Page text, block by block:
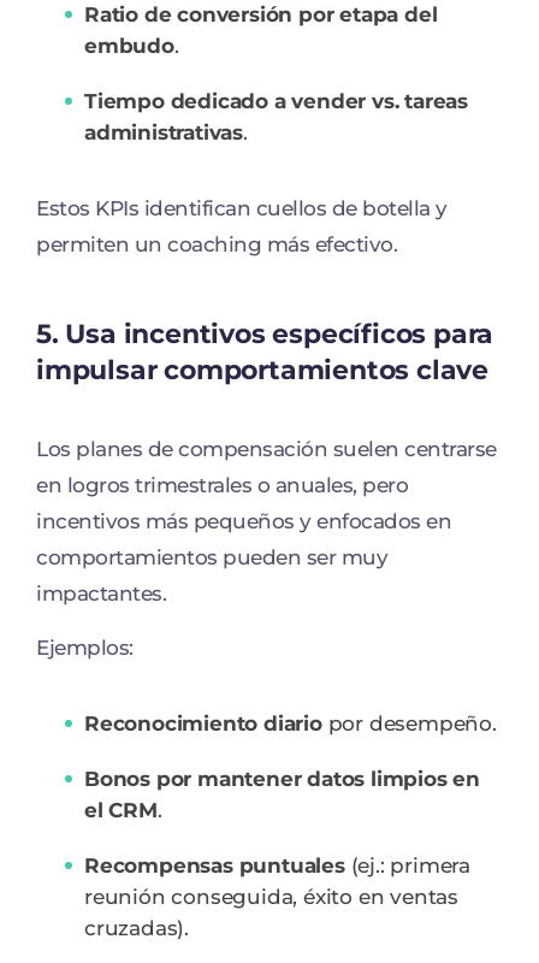
Ratio de conversión por etapa del
embudo.
Tiempo dedicado a vender vs. tareas
administrativas.
Estos KPIs identifican cuellos de botella y
permiten un coaching más efectivo.
5. Usa incentivos específicos para
impulsar comportamientos clave
Los planes de compensación suelen centrarse
en logros trimestrales o anuales, pero
incentivos más pequeños y enfocados en
comportamientos pueden ser muy
impactantes.
Ejemplos:
Reconocimiento diariopor desempeño.
Bonos por mantener datos limpios en
el CRM.
Recompensas puntuales(ej.: primera
reunión conseguida, éxito en ventas
cruzadas).